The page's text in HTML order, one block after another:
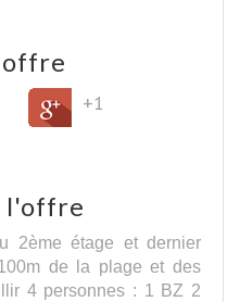
offre
+1
l'offre
2ème étage et dernier
de la plage et des
4 personnes : 1 BZ 2